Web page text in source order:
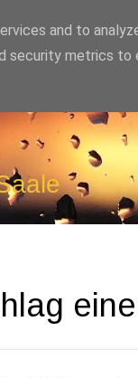
and to
security metrics